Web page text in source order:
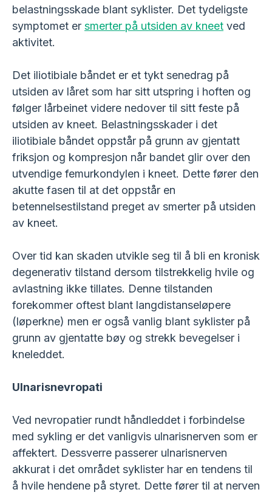
belastningsskade blant syklister. Det tydeligste
symptomet er smerter på utsiden av kneet ved
aktivitet.
Det iliotibiale båndet er et tykt senedrag på
utsiden av låret som har sitt utspring i hoften og
følger lårbeinet videre nedover til sitt feste på
utsiden av kneet. Belastningsskader i det
iliotibiale båndet oppstår på grunn av gjentatt
friksjon og kompresjon når bandet glir over den
utvendige femurkondylen i kneet. Dette fører den
akutte fasen til at det oppstår en
betennelsestilstand preget av smerter på utsiden
av kneet.
Over tid kan skaden utvikle seg til å bli en kronisk
degenerativ tilstand dersom tilstrekkelig hvile og
avlastning ikke tillates. Denne tilstanden
forekommer oftest blant langdistanseløpere
(løperkne) men er også vanlig blant syklister på
grunn av gjentatte bøy og strekk bevegelser i
kneleddet.
Ulnarisnevropati
Ved nevropatier rundt håndleddet i forbindelse
med sykling er det vanligvis ulnarisnerven som er
affektert. Dessverre passerer ulnarisnerven
akkurat i det området syklister har en tendens til
å hvile hendene på styret. Dette fører til at nerven